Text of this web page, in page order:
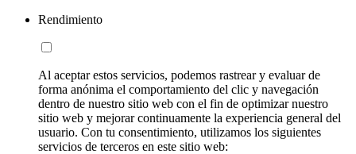
Rendimiento
Al aceptar estos servicios, podemos rastrear y evaluar de
forma anónima el comportamiento del clic y navegación
dentro de nuestro sitio web con el fin de optimizar nuestro
sitio web y mejorar continuamente la experiencia general del
usuario. Con tu consentimiento, utilizamos los siguientes
servicios de terceros en este sitio web: